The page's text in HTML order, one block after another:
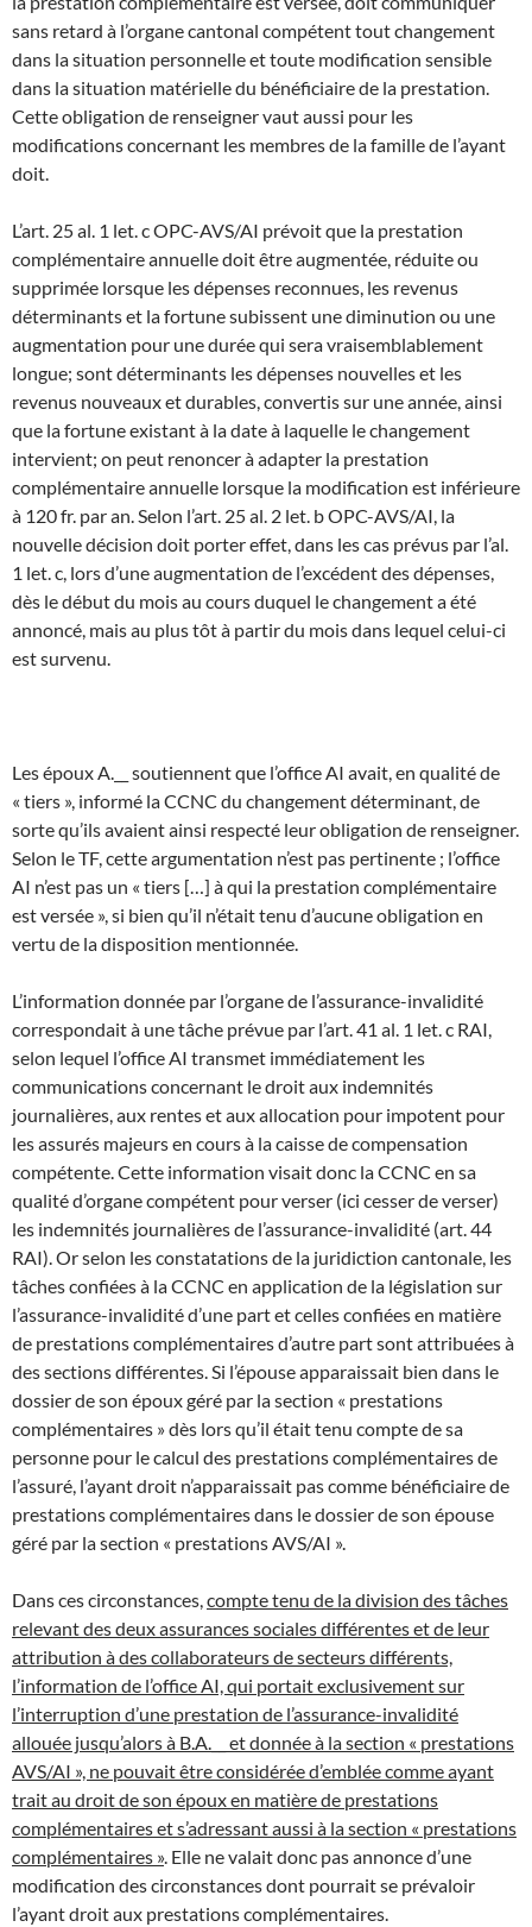
sans retard à l’organe cantonal compétent tout changement
dans la situation personnelle et toute modification sensible
dans la situation matérielle du bénéficiaire de la prestation.
Cette obligation de renseigner vaut aussi pour les
modifications concernant les membres de la famille de l’ayant
doit.
L’art. 25 al. 1 let. c OPC-AVS/AI prévoit que la prestation
complémentaire annuelle doit être augmentée, réduite ou
supprimée lorsque les dépenses reconnues, les revenus
déterminants et la fortune subissent une diminution ou une
augmentation pour une durée qui sera vraisemblablement
longue; sont déterminants les dépenses nouvelles et les
revenus nouveaux et durables, convertis sur une année, ainsi
que la fortune existant à la date à laquelle le changement
intervient; on peut renoncer à adapter la prestation
complémentaire annuelle lorsque la modification est inférieure
à 120 fr. par an. Selon l’art. 25 al. 2 let. b OPC-AVS/AI, la
nouvelle décision doit porter effet, dans les cas prévus par l’al.
1 let. c, lors d’une augmentation de l’excédent des dépenses,
dès le début du mois au cours duquel le changement a été
annoncé, mais au plus tôt à partir du mois dans lequel celui-ci
est survenu.
Les époux A.__ soutiennent que l’office AI avait, en qualité de
« tiers », informé la CCNC du changement déterminant, de
sorte qu’ils avaient ainsi respecté leur obligation de renseigner.
Selon le TF, cette argumentation n’est pas pertinente ; l’office
AI n’est pas un « tiers […] à qui la prestation complémentaire
est versée », si bien qu’il n’était tenu d’aucune obligation en
vertu de la disposition mentionnée.
L’information donnée par l’organe de l’assurance-invalidité
correspondait à une tâche prévue par l’art. 41 al. 1 let. c RAI,
selon lequel l’office AI transmet immédiatement les
communications concernant le droit aux indemnités
journalières, aux rentes et aux allocation pour impotent pour
les assurés majeurs en cours à la caisse de compensation
compétente. Cette information visait donc la CCNC en sa
qualité d’organe compétent pour verser (ici cesser de verser)
les indemnités journalières de l’assurance-invalidité (art. 44
RAI). Or selon les constatations de la juridiction cantonale, les
tâches confiées à la CCNC en application de la législation sur
l’assurance-invalidité d’une part et celles confiées en matière
de prestations complémentaires d’autre part sont attribuées à
des sections différentes. Si l’épouse apparaissait bien dans le
dossier de son époux géré par la section « prestations
complémentaires » dès lors qu’il était tenu compte de sa
personne pour le calcul des prestations complémentaires de
l’assuré, l’ayant droit n’apparaissait pas comme bénéficiaire de
prestations complémentaires dans le dossier de son épouse
géré par la section « prestations AVS/AI ».
Dans ces circonstances, compte tenu de la division des tâches
relevant des deux assurances sociales différentes et de leur
attribution à des collaborateurs de secteurs différents,
l’information de l’office AI, qui portait exclusivement sur
l’interruption d’une prestation de l’assurance-invalidité
allouée jusqu’alors à B.A.__ et donnée à la section « prestations
AVS/AI », ne pouvait être considérée d’emblée comme ayant
trait au droit de son époux en matière de prestations
complémentaires et s’adressant aussi à la section « prestations
complémentaires ». Elle ne valait donc pas annonce d’une
modification des circonstances dont pourrait se prévaloir
l’ayant droit aux prestations complémentaires.